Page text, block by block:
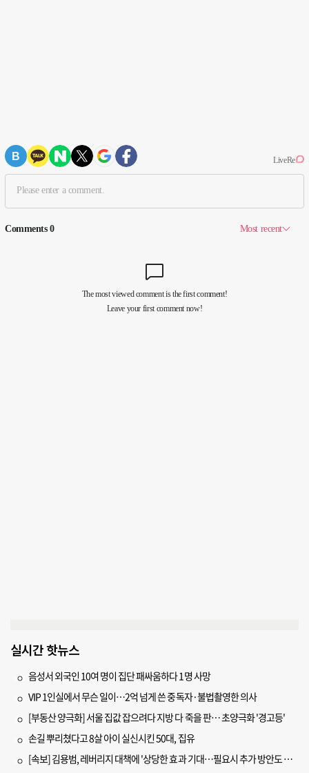
실시간 핫뉴스
음성서 외국인 10여 명이 집단 패싸움하다 1명 사망
VIP 1인실에서 무슨 일이…2억 넘게 쓴 중독자·불법촬영한 의사
[부동산 양극화] 서울 집값 잡으려다 지방 다 죽을 판… 초양극화 '경고등'
손길 뿌리쳤다고 8살 아이 실신시킨 50대, 집유
[속보] 김용범, 레버리지 대책에 '상당한 효과 기대…필요시 추가 방안도 검토'